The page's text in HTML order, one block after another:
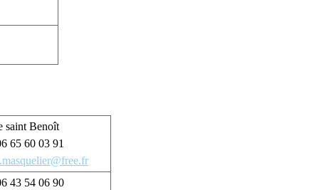
saint Benoît
65 60 03 91
43 54 06 90